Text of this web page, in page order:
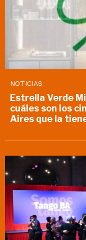
NOTICIAS
Estrella Verde
cuáles son los
Aires que la